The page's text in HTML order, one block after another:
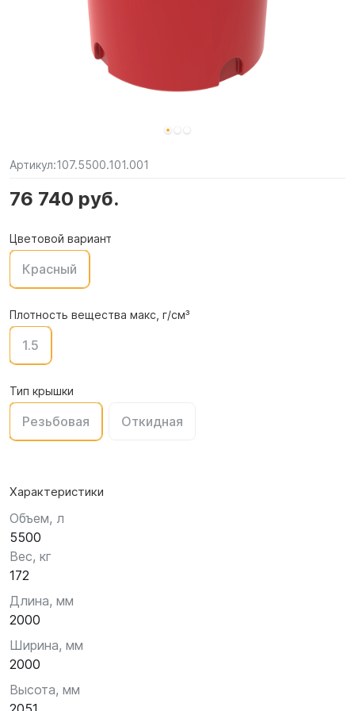
Артикул:107.5500.101.001
76 740 руб.
Цветовой вариант
Красный
Плотность вещества макс, г/см³
1.5
Тип крышки
Резьбовая Откидная
Характеристики
Объем, л
5500
Вес, кг
172
Длина, мм
2000
Ширина, мм
2000
Высота, мм